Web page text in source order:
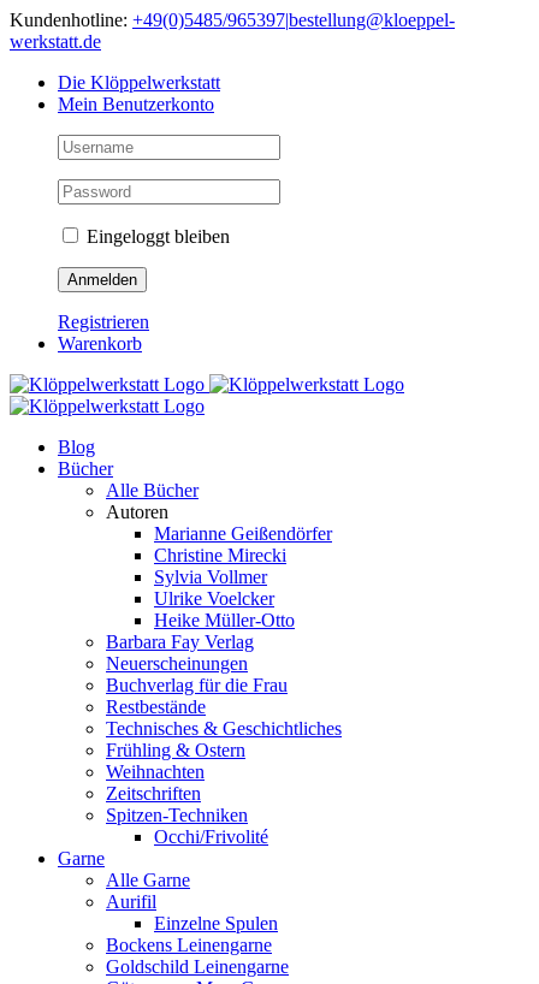
Skip
to
Kundenhotline: +49(0)5485/965397|bestellung@kloeppel-
werkstatt.de
Die Klöppelwerkstatt
Mein Benutzerkonto
Eingeloggt bleiben
Registrieren
Warenkorb
Blog
Bücher
Alle Bücher
Autoren
Marianne Geißendörfer
Christine Mirecki
Sylvia Vollmer
Ulrike Voelcker
Heike Müller-Otto
Barbara Fay Verlag
Neuerscheinungen
Buchverlag für die Frau
Restbestände
Technisches & Geschichtliches
Frühling & Ostern
Weihnachten
Zeitschriften
Spitzen-Techniken
Occhi/Frivolité
Garne
Alle Garne
Aurifil
Einzelne Spulen
Bockens Leinengarne
Goldschild Leinengarne